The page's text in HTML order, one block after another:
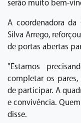
serão muito bem-
A coordenadora da
Silva Arrego,
de portas abertas
"Estamos
completar os
de participar. A
e convivência.
disse.